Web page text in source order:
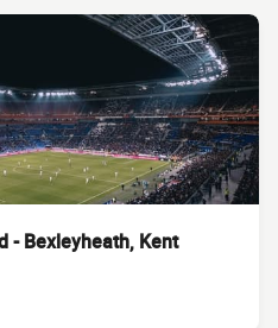
- Bexleyheath, Kent